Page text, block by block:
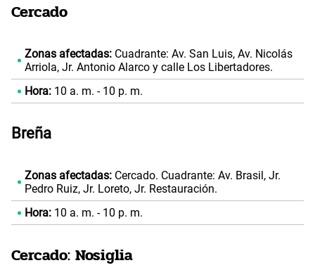
Cercado
Zonas afectadas: Cuadrante: Av. San Luis, Av. Nicolás
Arriola, Jr. Antonio Alarco y calle Los Libertadores.
Hora: 10 a. m. - 10 p. m.
Breña
Zonas afectadas: Cercado. Cuadrante: Av. Brasil, Jr.
Pedro Ruiz, Jr. Loreto, Jr. Restauración.
Hora: 10 a. m. - 10 p. m.
Cercado: Nosiglia